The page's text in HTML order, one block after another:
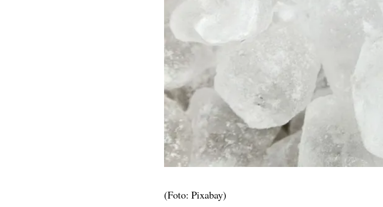
(Foto: Pixabay)